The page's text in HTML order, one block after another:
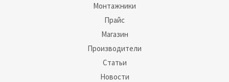
Монтажники
Прайс
Магазин
Производители
Статьи
Новости